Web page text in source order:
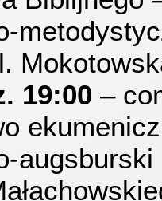
19:00 –
augsburski